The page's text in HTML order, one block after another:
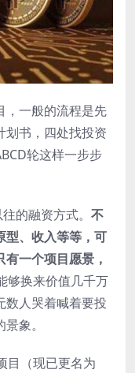
，一般的流程是先
划书，四处找投资
轮这样一步步
的融资方式。 不
型、收入等等，可
一个项目愿景，
够换来价值几千万
数人哭着喊着要投
象。
目（现已更名为